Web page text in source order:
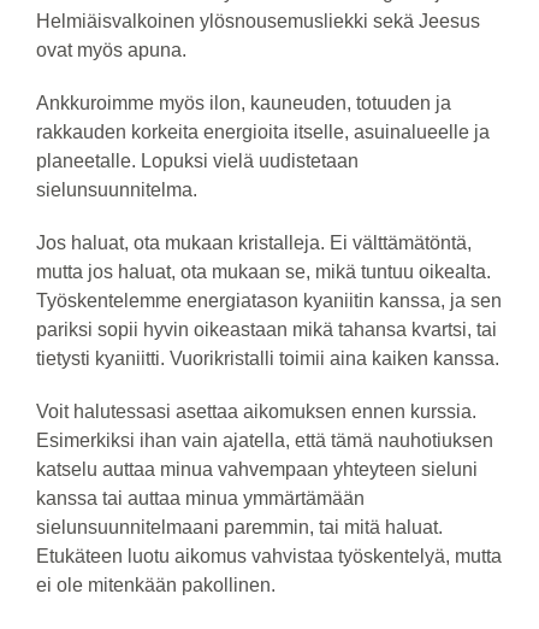
Helmiäisvalkoinen ylösnousemusliekki sekä Jeesus
ovat myös apuna.
Ankkuroimme myös ilon, kauneuden, totuuden ja
rakkauden korkeita energioita itselle, asuinalueelle ja
planeetalle. Lopuksi vielä uudistetaan
sielunsuunnitelma.
Jos haluat, ota mukaan kristalleja. Ei välttämätöntä,
mutta jos haluat, ota mukaan se, mikä tuntuu oikealta.
Työskentelemme energiatason kyaniitin kanssa, ja sen
pariksi sopii hyvin oikeastaan mikä tahansa kvartsi, tai
tietysti kyaniitti. Vuorikristalli toimii aina kaiken kanssa.
Voit halutessasi asettaa aikomuksen ennen kurssia.
Esimerkiksi ihan vain ajatella, että tämä nauhotiuksen
katselu auttaa minua vahvempaan yhteyteen sieluni
kanssa tai auttaa minua ymmärtämään
sielunsuunnitelmaani paremmin, tai mitä haluat.
Etukäteen luotu aikomus vahvistaa työskentelyä, mutta
ei ole mitenkään pakollinen.